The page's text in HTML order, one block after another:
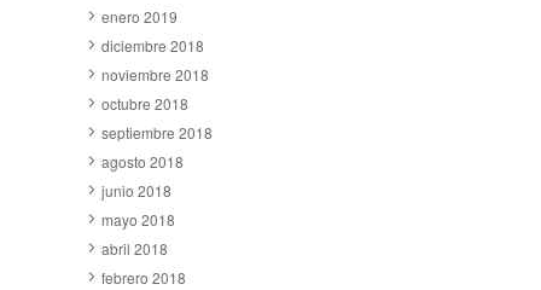
enero 2019
diciembre 2018
noviembre 2018
octubre 2018
septiembre 2018
agosto 2018
junio 2018
mayo 2018
abril 2018
febrero 2018